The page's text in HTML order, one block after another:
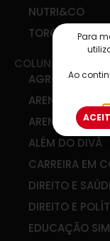
NUTRI&CO
TORCIDA SIM
COLUNAS
AGRO & COOP
ARENA DE
ARENA DIGITAL
ALÉM DO DIVÃ
CARREIRA EM
DIREITO E
DIREITO E
EDUCAÇÃO
Para
Ao